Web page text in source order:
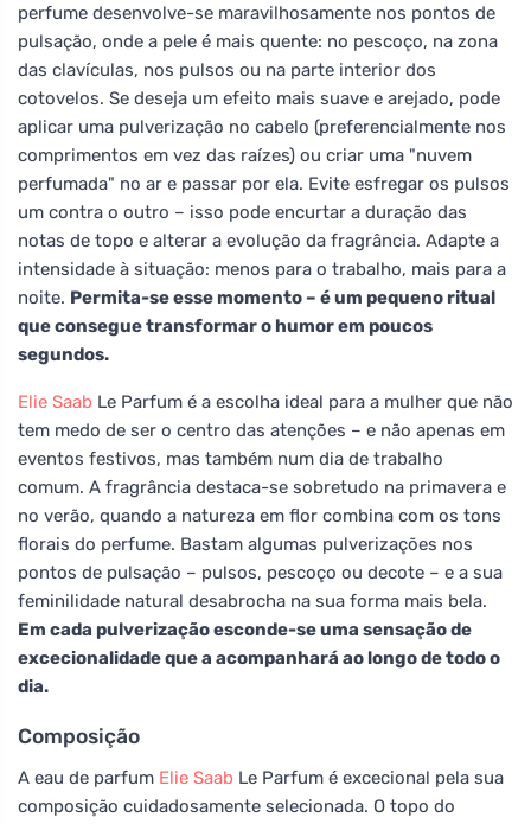
perfume desenvolve-se maravilhosamente nos pontos de
pulsação, onde a pele é mais quente: no pescoço, na zona
das clavículas, nos pulsos ou na parte interior dos
cotovelos. Se deseja um efeito mais suave e arejado, pode
aplicar uma pulverização no cabelo (preferencialmente nos
comprimentos em vez das raízes) ou criar uma "nuvem
perfumada" no ar e passar por ela. Evite esfregar os pulsos
um contra o outro – isso pode encurtar a duração das
notas de topo e alterar a evolução da fragrância. Adapte a
intensidade à situação: menos para o trabalho, mais para a
noite. Permita-se esse momento – é um pequeno ritual
que consegue transformar o humor em poucos
segundos.
Elie Saab Le Parfum é a escolha ideal para a mulher que não
tem medo de ser o centro das atenções – e não apenas em
eventos festivos, mas também num dia de trabalho
comum. A fragrância destaca-se sobretudo na primavera e
no verão, quando a natureza em flor combina com os tons
florais do perfume. Bastam algumas pulverizações nos
pontos de pulsação – pulsos, pescoço ou decote – e a sua
feminilidade natural desabrocha na sua forma mais bela.
Em cada pulverização esconde-se uma sensação de
excecionalidade que a acompanhará ao longo de todo o
dia.
Composição
A eau de parfum Elie Saab Le Parfum é excecional pela sua
composição cuidadosamente selecionada. O topo do